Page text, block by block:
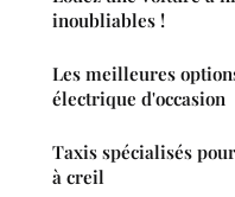
inoubliables !
Les meilleures
électrique d'occasion
Taxis spécialisés
à creil